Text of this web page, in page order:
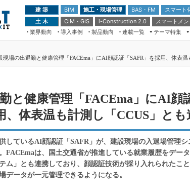
建 築 BIM 施工・現場管理 BAS・FM
スマート
土 木
CIM・GIS i-Construction 2.0
スマートメ
業界動向
導入事例 製品動向 連載一覧
テーマ特集
ドローンがもたらす建設業界の“ゲー
ムチェンジ” Ver.2.0
“Society5.0”時代のスマートビル
VR／ARが描くモノづくりのミライ
第8回 国際 建設・測量展
築・土木・不動産の先端技術展－
Japan Drone 2023
メンテナンス・レジリエンスOSAKA
日本 ものづくりワールド 2020
メンテナンス・レジリエンスTOKYO
2019
現場の出退勤と健康管理「FACEma」にAI顔認証「SAFR」を採用、体表温
と健康管理「FACEma」にAI顔
、体表温も計測し「CCUS」とも
しているAI顔認証「SAFR」が、建設現場の入退場管理シ
FACEmaは、国土交通省が推進している就業履歴をデー
ム」とも連携しており、顔認証技術が採り入れられたこ
データが一元管理できるようになる。